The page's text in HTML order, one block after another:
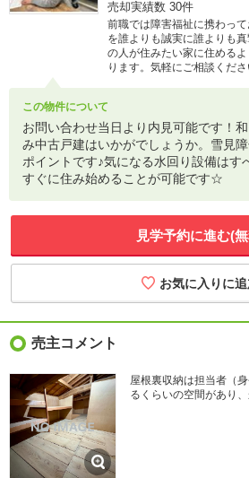
売却実績数 30件
前職では障害福祉に携わっ
を誰よりも誠実に誰よりも
の人が住みたい家に住める
ります。気軽にご相談くださ
この物件について
お問い合わせ当日より内見可能です！
み中古戸建はいかがでしょうか。雪見
ポイントです♪気になる水回り設備はす
すぐに住み始めることが可能です☆
見学予約に進む(
売主コメント
屋根裏収納は担当者（
るくらいの空間があり